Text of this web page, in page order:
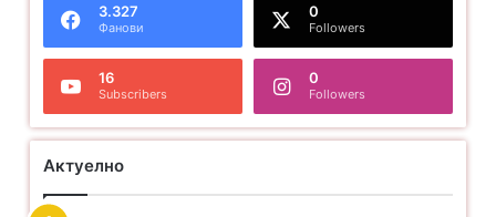
3.327
Фанови
0
Followers
16
Subscribers
0
Followers
Актуелно